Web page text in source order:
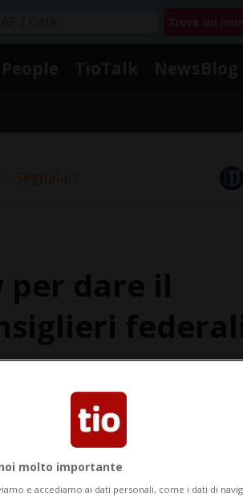
Segnalaci
al vertice sul clima che ha
molto importante
e accediamo ai dati personali, come i dati di